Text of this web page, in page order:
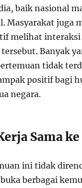
baik nasional
Masyarakat juga
melihat
Banyak
tidak
positif bagi
negara.
Sama
ini tidak
berbagai